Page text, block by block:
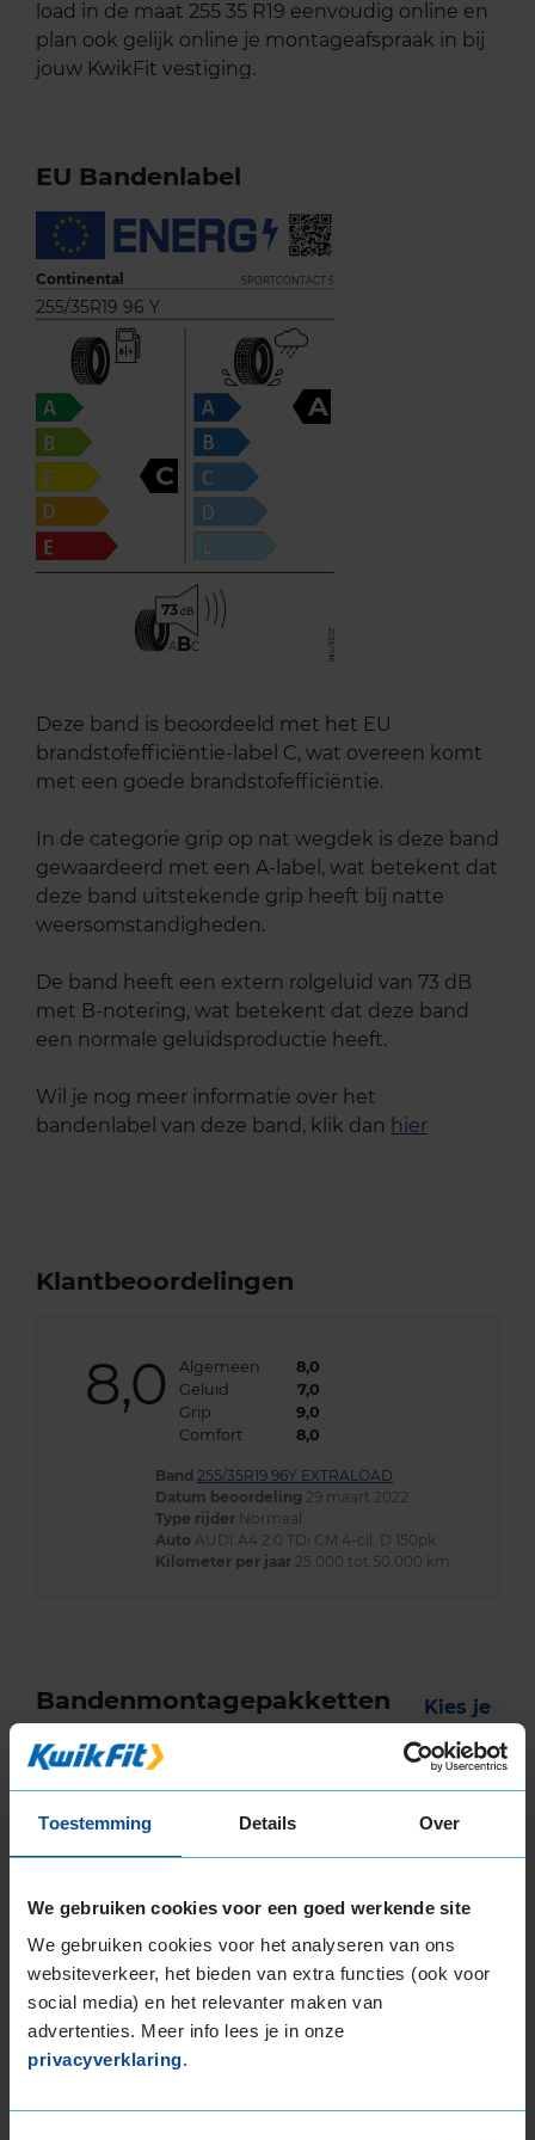
Toestemming Details Over
We gebruiken cookies voor een goed werkende site
We gebruiken cookies voor het analyseren van ons
websiteverkeer, het bieden van extra functies (ook voor
social media) en het relevanter maken van
advertenties. Meer info lees je in onze
privacyverklaring.
load in de maat 255 35 R19 eenvoudig online en
plan ook gelijk online je montageafspraak in bij
jouw KwikFit vestiging.
EU Bandenlabel
Continental SPORTCONTACT 5
255/35R19 96 Y
C
A
73
ABC
Deze band is beoordeeld met het EU
brandstofefficiëntie-label C, wat overeen komt
met een goede brandstofefficiëntie.
In de categorie grip op nat wegdek is deze band
gewaardeerd met een A-label, wat betekent dat
deze band uitstekende grip heeft bij natte
weersomstandigheden.
De band heeft een extern rolgeluid van 73 dB
met B-notering, wat betekent dat deze band
een normale geluidsproductie heeft.
Wil je nog meer informatie over het
bandenlabel van deze band, klik dan hier
Klantbeoordelingen
8,0 Algemeen
8,0
Geluid
7,0
Grip
9,0
Comfort
8,0
Band 255/35R19 96Y EXTRALOAD
Datum beoordeling 29 maart 2022
Type rijder Normaal
Auto AUDI A4 2.0 TDi CM 4-cil. D 150pk
Kilometer per jaar 25.000 tot 50.000 km
Bandenmontagepakketten
Kies je
bandenmaat omvang (inch)
Montage Veilig & Zeker
€ 40,-
Montage
Balanceren